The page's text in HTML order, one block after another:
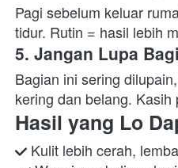
Pagi sebelum keluar
tidur. Rutin = hasil lebih
5. Jangan Lupa
Bagian ini sering
kering dan belang.
Hasil yang Lo
Kulit lebih cerah,